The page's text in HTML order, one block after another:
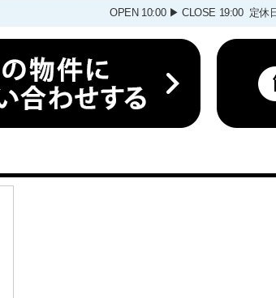
OPEN 10:00 ▶ CLOSE 19:00 定休